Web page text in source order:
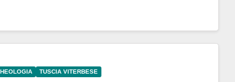
TUSCIA VITERBESE